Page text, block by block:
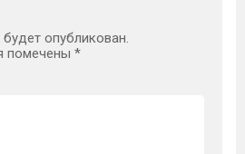
опубликован.
помечены *